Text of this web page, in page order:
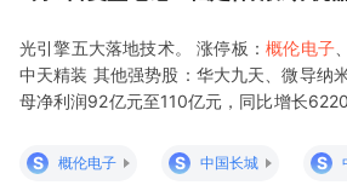
光引擎五大落地技术。 涨停板： 概伦电子
中天精装 其他强势股：华大九天、微导
母净利润92亿元至110亿元，同比增长
交期拉长 提醒客户提前半年下单
S 概伦电子 S 中国长城 S